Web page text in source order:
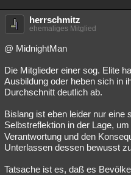
herrschmitz
ehemaliges Mitglied
@ MidnightMan
Die Mitglieder einer sog. Elite
Ausbildung oder heben sich in
Durchschnitt deutlich ab.
Bislang ist eben leider nur eine
Selbstreflektion in der Lage,
Verantwortung und den
Unterlassen dessen bewusst
Tatsache ist es, daß es